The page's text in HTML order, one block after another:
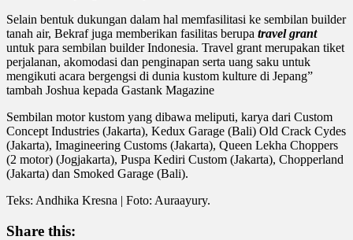
Selain bentuk dukungan dalam hal memfasilitasi ke sembilan builder
tanah air, Bekraf juga memberikan fasilitas berupa travel grant
untuk para sembilan builder Indonesia. Travel grant merupakan tiket
perjalanan, akomodasi dan penginapan serta uang saku untuk
mengikuti acara bergengsi di dunia kustom kulture di Jepang”
tambah Joshua kepada Gastank Magazine
Sembilan motor kustom yang dibawa meliputi, karya dari Custom
Concept Industries (Jakarta), Kedux Garage (Bali) Old Crack Cydes
(Jakarta), Imagineering Customs (Jakarta), Queen Lekha Choppers
(2 motor) (Jogjakarta), Puspa Kediri Custom (Jakarta), Chopperland
(Jakarta) dan Smoked Garage (Bali).
Teks: Andhika Kresna | Foto: Auraayury.
Share this: